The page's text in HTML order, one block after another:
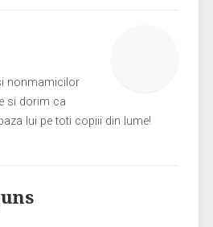
nonmamicilor
si dorim ca
lui pe toti copiii din lume!